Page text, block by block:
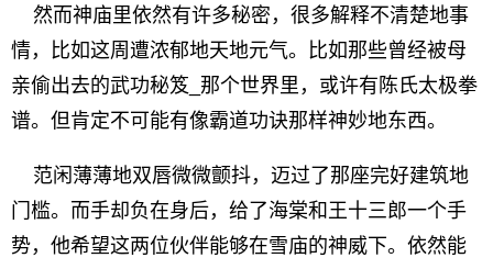
然而神庙里依然有许多秘密，很多解释不清楚地事
情，比如这周遭浓郁地天地元气。比如那些曾经被母
亲偷出去的武功秘笈_那个世界里，或许有陈氏太极拳
谱。但肯定不可能有像霸道功诀那样神妙地东西。
范闲薄薄地双唇微微颤抖，迈过了那座完好建筑地
门槛。而手却负在身后，给了海棠和王十三郎一个手
势，他希望这两位伙伴能够在雪庙的神威下。依然能